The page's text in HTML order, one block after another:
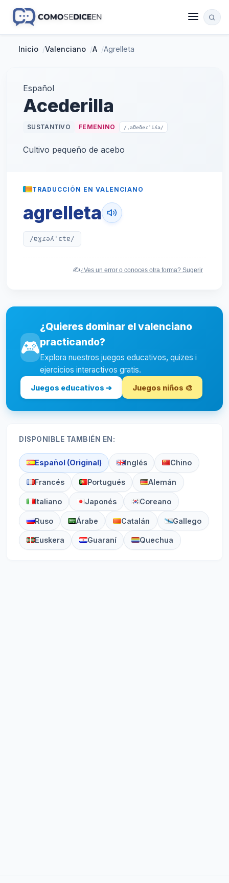
Inicio /Valenciano /A /Agrelleta
Español
Acederilla
SUSTANTIVO FEMENINO /ˌaθeðeɾˈiʎa/
Cultivo pequeño de acebo
TRADUCCIÓN EN VALENCIANO
agrelleta
/ɐɣɾəʎˈɛtɐ/
✍️¿Ves un error o conoces otra forma? Sugerir
🎮
¿Quieres dominar el valenciano
practicando?
Explora nuestros juegos educativos, quizes i
ejercicios interactivos gratis.
Juegos educativos ➔ Juegos niños 🎨
DISPONIBLE TAMBIÉN EN:
Español (Original) Inglés Chino
Francés Portugués Alemán
Italiano Japonés Coreano
Ruso Árabe Catalán Gallego
Euskera Guaraní Quechua